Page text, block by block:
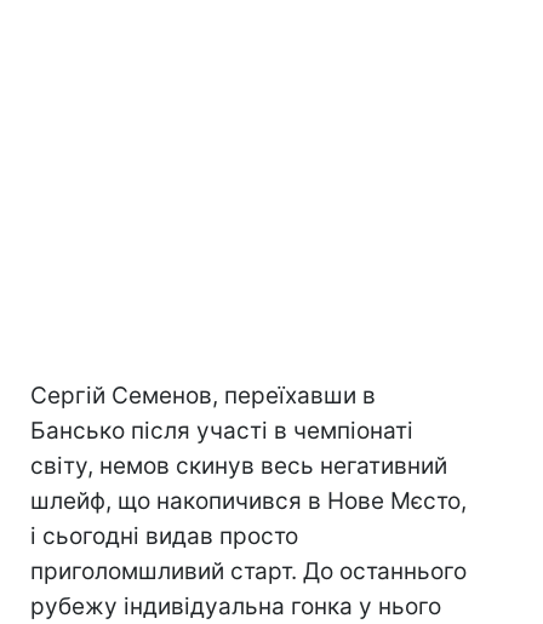
Сергій Семенов, переїхавши в
Бансько після участі в чемпіонаті
світу, немов скинув весь негативний
шлейф, що накопичився в Нове Мєсто,
і сьогодні видав просто
приголомшливий старт. До останнього
рубежу індивідуальна гонка у нього